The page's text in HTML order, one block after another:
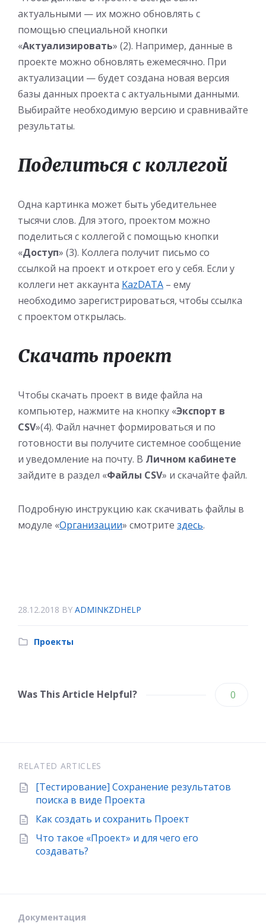
актуальными — их можно обновлять с
помощью специальной кнопки
«Актуализировать» (2). Например, данные в
проекте можно обновлять ежемесячно. При
актуализации — будет создана новая версия
базы данных проекта с актуальными данными.
Выбирайте необходимую версию и сравнивайте
результаты.
Поделиться с коллегой
Одна картинка может быть убедительнее
тысячи слов. Для этого, проектом можно
поделиться с коллегой с помощью кнопки
«Доступ» (3). Коллега получит письмо со
ссылкой на проект и откроет его у себя. Если у
коллеги нет аккаунта KazDATA – ему
необходимо зарегистрироваться, чтобы ссылка
с проектом открылась.
Скачать проект
Чтобы скачать проект в виде файла на
компьютер, нажмите на кнопку «Экспорт в
CSV»(4). Файл начнет формироваться и по
готовности вы получите системное сообщение
и уведомление на почту. В Личном кабинете
зайдите в раздел «Файлы CSV» и скачайте файл.
Подробную инструкцию как скачивать файлы в
модуле «Организации» смотрите здесь.
28.12.2018 BY ADMINKZDHELP
Проекты
Was This Article Helpful? 0
RELATED ARTICLES
[Тестирование] Сохранение результатов
поиска в виде Проекта
Как создать и сохранить Проект
Что такое «Проект» и для чего его
создавать?
Документация